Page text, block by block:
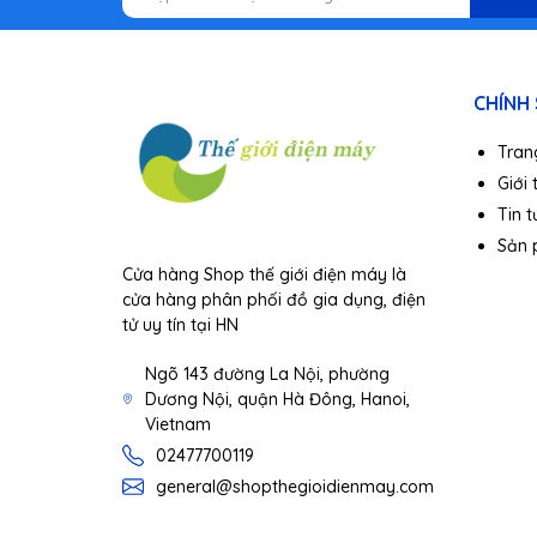
Tại sao nên dùng bàn
Người dùng chắc hẳn đã không còn quá xa lạ với
mang lại. VàDR.BEI E0chính là phiên bản nổi bật
Cửa hàng Shop thế giới điện máy là
cửa hàng phân phối đồ gia dụng, điện
tử uy tín tại HN
Ngõ 143 đường La Nội, phường
Dương Nội, quận Hà Đông, Hanoi,
Vietnam
02477700119
general@shopthegioidienmay.com
CHÍNH
Giới
Tin
Sản